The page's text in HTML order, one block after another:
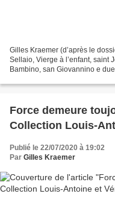
Gilles Kraemer (d’après le
Sellaio, Vierge à l’enfant, saint
Bambino, san Giovannino e
Force demeure
Collection Louis-
Publié le 22/07/2020 à 19:02
Par Gilles Kraemer